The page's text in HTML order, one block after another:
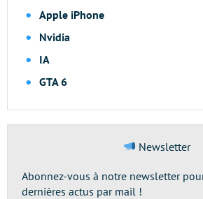
Apple iPhone
Nvidia
IA
GTA 6
Newsletter
Abonnez-vous à notre newsletter
dernières actus par mail !